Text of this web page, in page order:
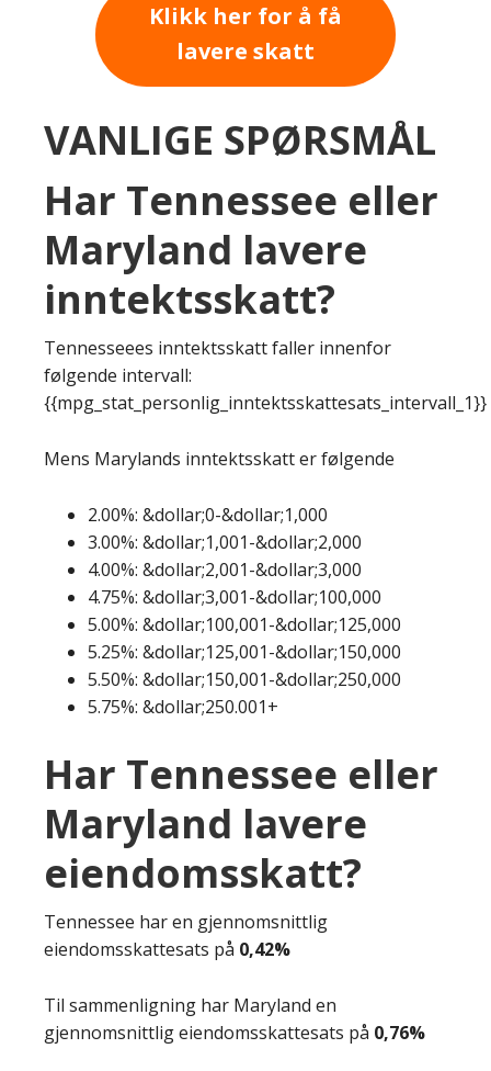
Klikk her for å få
lavere skatt
VANLIGE SPØRSMÅL
Har Tennessee eller
Maryland lavere
inntektsskatt?
Tennesseees inntektsskatt faller innenfor
følgende intervall:
{{mpg_stat_personlig_inntektsskattesats_intervall_1}}
Mens Marylands inntektsskatt er følgende
2.00%: &dollar;0-&dollar;1,000
3.00%: &dollar;1,001-&dollar;2,000
4.00%: &dollar;2,001-&dollar;3,000
4.75%: &dollar;3,001-&dollar;100,000
5.00%: &dollar;100,001-&dollar;125,000
5.25%: &dollar;125,001-&dollar;150,000
5.50%: &dollar;150,001-&dollar;250,000
5.75%: &dollar;250.001+
Har Tennessee eller
Maryland lavere
eiendomsskatt?
Tennessee har en gjennomsnittlig
eiendomsskattesats på 0,42%
Til sammenligning har Maryland en
gjennomsnittlig eiendomsskattesats på 0,76%